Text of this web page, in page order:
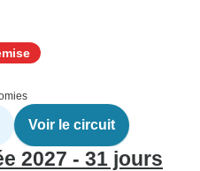
Voir le circuit
2027 - 31 jours